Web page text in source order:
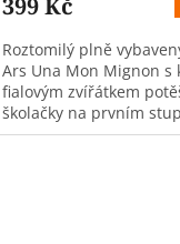
399 Kč
Roztomilý plně
Ars Una Mon Mignon s
fialovým zvířátkem
školačky na prvním
Praktické uspořádání a